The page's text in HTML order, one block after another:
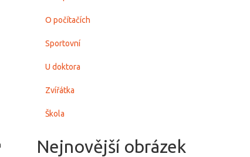
O počítačích
Sportovní
U doktora
Zvířátka
Škola
Nejnovější obrázek